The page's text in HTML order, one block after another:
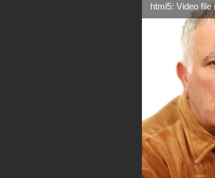
html5: Video file